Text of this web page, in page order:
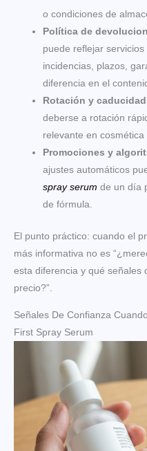
o condiciones de
Política de
puede reflejar
incidencias, plazos,
diferencia en el
Rotación y caducidad
deberse a rotación
relevante en
Promociones y
ajustes automáticos
spray serum de un día
de fórmula.
El punto práctico: cuando el
más informativa no es
esta diferencia y qué señales
precio?”.
Señales De Confianza
First Spray Serum